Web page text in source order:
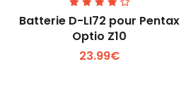
Voir plus +
Batterie D-LI72 pour Pentax
Optio Z10
23.99€